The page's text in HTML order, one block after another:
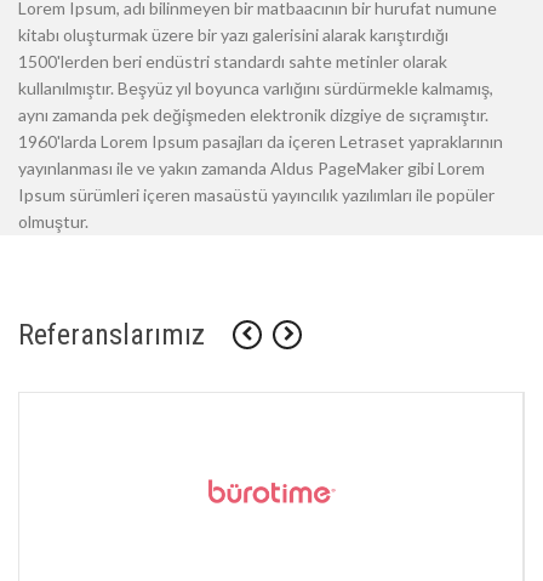
Lorem Ipsum, adı bilinmeyen bir matbaacının bir hurufat numune
kitabı oluşturmak üzere bir yazı galerisini alarak karıştırdığı
1500'lerden beri endüstri standardı sahte metinler olarak
kullanılmıştır. Beşyüz yıl boyunca varlığını sürdürmekle kalmamış,
aynı zamanda pek değişmeden elektronik dizgiye de sıçramıştır.
1960'larda Lorem Ipsum pasajları da içeren Letraset yapraklarının
yayınlanması ile ve yakın zamanda Aldus PageMaker gibi Lorem
Ipsum sürümleri içeren masaüstü yayıncılık yazılımları ile popüler
olmuştur.
Referanslarımız